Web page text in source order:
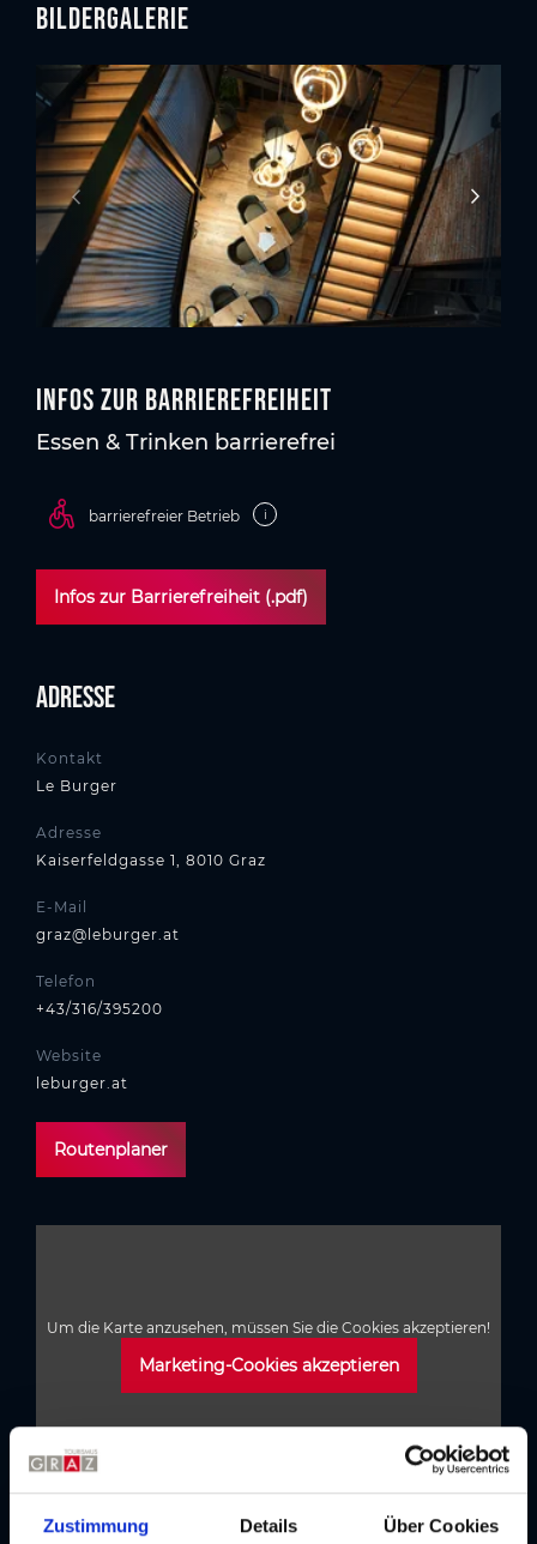
Zustimmung Details Über Cookies
Bildergalerie
Infos zur Barrierefreiheit
Essen & Trinken barrierefrei
barrierefreier Betrieb i
Infos zur Barrierefreiheit (.pdf)
Adresse
Kontakt
Le Burger
Adresse
Kaiserfeldgasse 1, 8010 Graz
E-Mail
graz@leburger.at
Telefon
+43/316/395200
Website
leburger.at
Routenplaner
Um die Karte anzusehen, müssen Sie die Cookies akzeptieren!
Marketing-Cookies akzeptieren